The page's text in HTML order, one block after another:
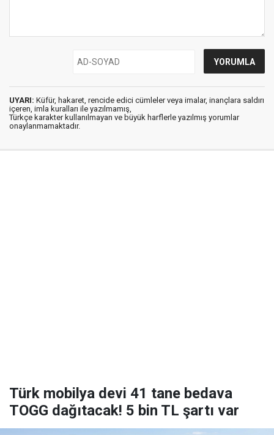
UYARI: Küfür, hakaret, rencide edici cümleler veya imalar, inançlara saldırı
içeren, imla kuralları ile yazılmamış,
Türkçe karakter kullanılmayan ve büyük harflerle yazılmış yorumlar
onaylanmamaktadır.
Türk mobilya devi 41 tane bedava
TOGG dağıtacak! 5 bin TL şartı var